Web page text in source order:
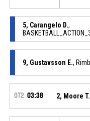
5, Carangelo D.,
9, Gustavsson E.,
OT2 03:38 2, Moore T.